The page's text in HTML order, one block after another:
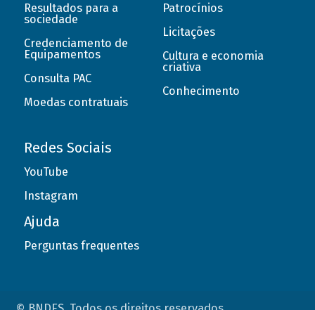
Resultados para a
sociedade
Credenciamento de
Equipamentos
Consulta PAC
Moedas contratuais
Patrocínios
Licitações
Cultura e economia
criativa
Conhecimento
Redes Sociais
YouTube
Instagram
Ajuda
Perguntas frequentes